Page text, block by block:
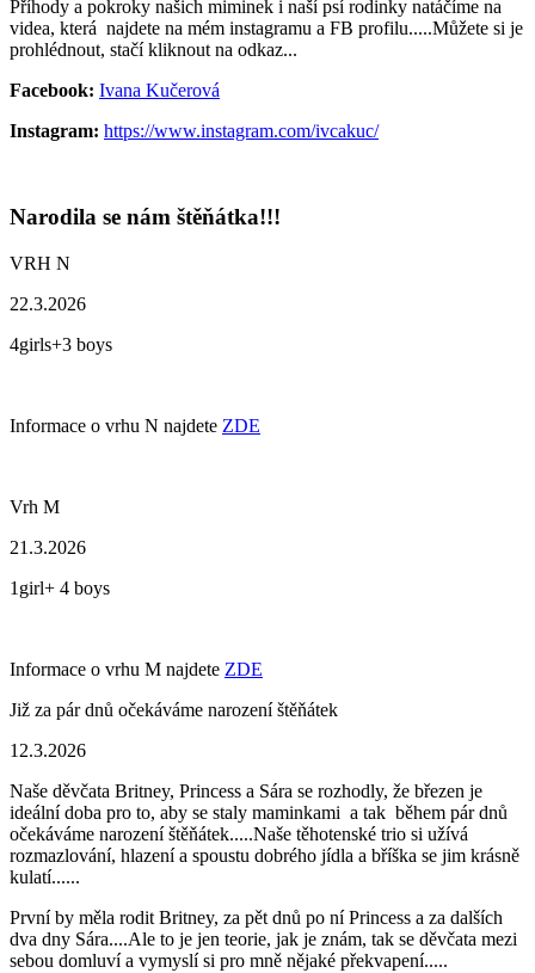
Příhody a pokroky našich miminek i naší psí rodinky natáčíme na
videa, která najdete na mém instagramu a FB profilu.....Můžete si je
prohlédnout, stačí kliknout na odkaz...
Facebook: Ivana Kučerová
Instagram: https://www.instagram.com/ivcakuc/
Narodila se nám štěňátka!!!
VRH N
22.3.2026
4girls+3 boys
Informace o vrhu N najdete ZDE
Vrh M
21.3.2026
1girl+ 4 boys
Informace o vrhu M najdete ZDE
Již za pár dnů očekáváme narození štěňátek
12.3.2026
Naše děvčata Britney, Princess a Sára se rozhodly, že březen je
ideální doba pro to, aby se staly maminkami a tak během pár dnů
očekáváme narození štěňátek.....Naše těhotenské trio si užívá
rozmazlování, hlazení a spoustu dobrého jídla a bříška se jim krásně
kulatí......
První by měla rodit Britney, za pět dnů po ní Princess a za dalších
dva dny Sára....Ale to je jen teorie, jak je znám, tak se děvčata mezi
sebou domluví a vymyslí si pro mně nějaké překvapení.....